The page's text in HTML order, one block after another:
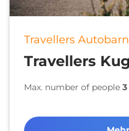
Travellers Autobarn
Travellers
Max. number of people 3